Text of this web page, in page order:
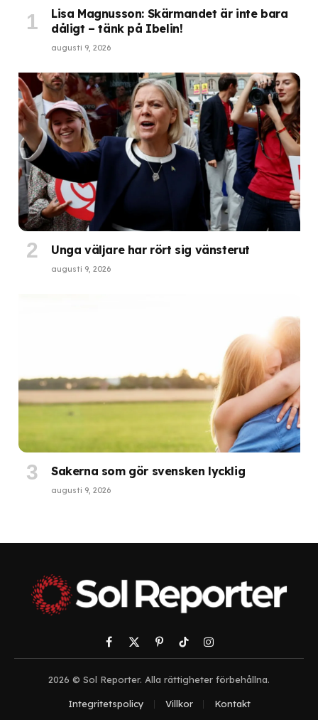
Lisa Magnusson: Skärmandet är inte bara
dåligt – tänk på Ibelin!
augusti 9, 2026
Unga väljare har rört sig vänsterut
augusti 9, 2026
Sakerna som gör svensken lycklig
augusti 9, 2026
Facebook
X
(Twitter)
PinterestTikTokInstagram
2026 © Sol Reporter. Alla rättigheter förbehållna.
Integritetspolicy Villkor Kontakt